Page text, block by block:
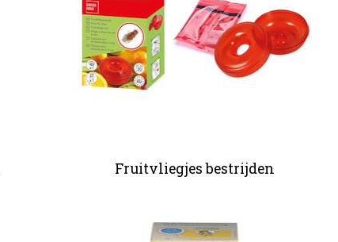
Fruitvliegjes bestrijden